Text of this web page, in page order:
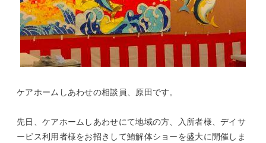
ケアホームしあわせの相談員、原田です。
先日、ケアホームしあわせにて地域の方、入所者様、デイサ
ービス利用者様をお招きして鮪解体ショーを盛大に開催しま